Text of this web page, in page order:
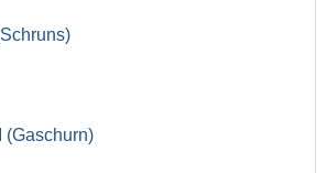
(Gaschurn)